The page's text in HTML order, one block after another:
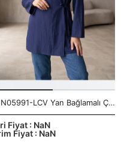
TUN05991-LCV Yan Bağlamalı Çilek Tunik-Lacivert
Fiyat : NaN
Fiyat : NaN